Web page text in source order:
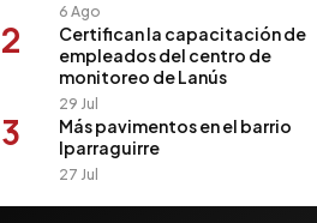
6 Ago
2
Certifican la capacitación de
empleados del centro de
monitoreo de Lanús
29 Jul
3
Más pavimentos en el barrio
Iparraguirre
27 Jul